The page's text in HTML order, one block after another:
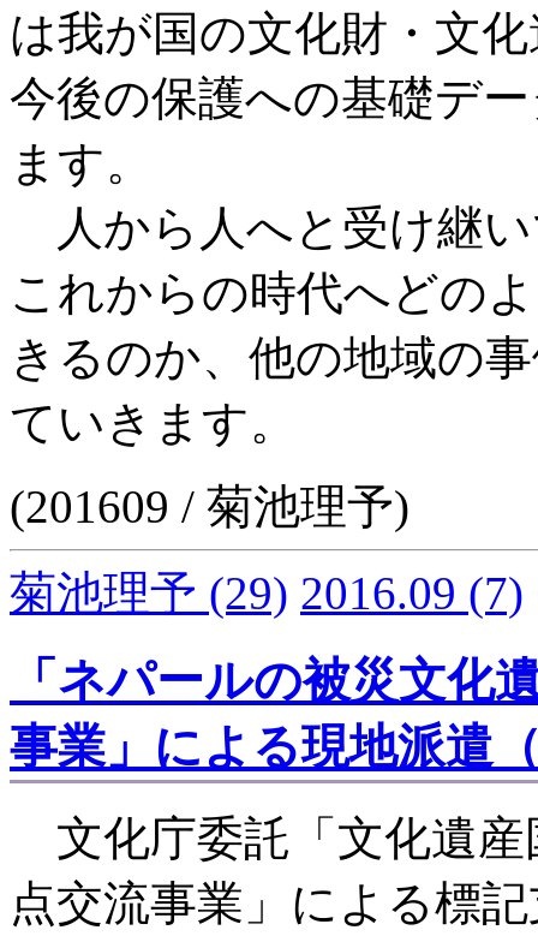
は我が国の文化財・文
今後の保護への基礎デ
ます。
人から人へと受け継
これからの時代へどの
きるのか、他の地域の
ていきます。
(201609 / 菊池理予)
菊池理予 (29) 2016.09 (7)
「ネパールの被災文化
事業」による現地派遣
文化庁委託「文化遺産
点交流事業」による標